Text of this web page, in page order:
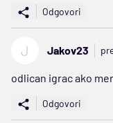
Odgovori
J Jakov23
odlican igrac ako
Odgovori